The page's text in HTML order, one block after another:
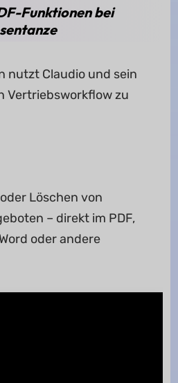
Funktionen bei
nutzt Claudio und sein
Vertriebsworkflow zu
Löschen von
– direkt im PDF,
oder andere